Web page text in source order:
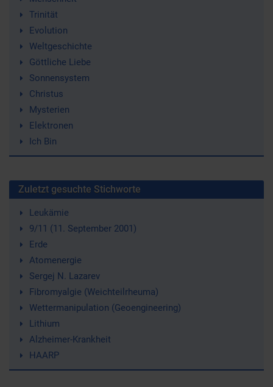
Trinität
Evolution
Weltgeschichte
Göttliche Liebe
Sonnensystem
Christus
Mysterien
Elektronen
Ich Bin
Zuletzt gesuchte Stichworte
Leukämie
9/11 (11. September 2001)
Erde
Atomenergie
Sergej N. Lazarev
Fibromyalgie (Weichteilrheuma)
Wettermanipulation (Geoengineering)
Lithium
Alzheimer-Krankheit
HAARP